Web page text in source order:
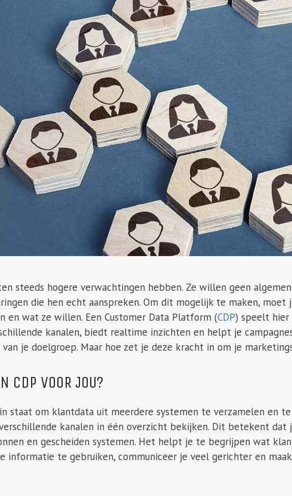
steeds hogere verwachtingen hebben. Ze willen geen
die hen echt aanspreken. Om dit mogelijk te maken,
en wat ze willen. Een Customer Data Platform (CDP) speelt hier
kanalen, biedt realtime inzichten en helpt je
je doelgroep. Maar hoe zet je deze kracht in om je
CDP VOOR JOU?
staat om klantdata uit meerdere systemen te verzamelen en
kanalen in één overzicht bekijken. Dit betekent
en gescheiden systemen. Het helpt je te begrijpen wat
informatie te gebruiken, communiceer je veel gerichter en